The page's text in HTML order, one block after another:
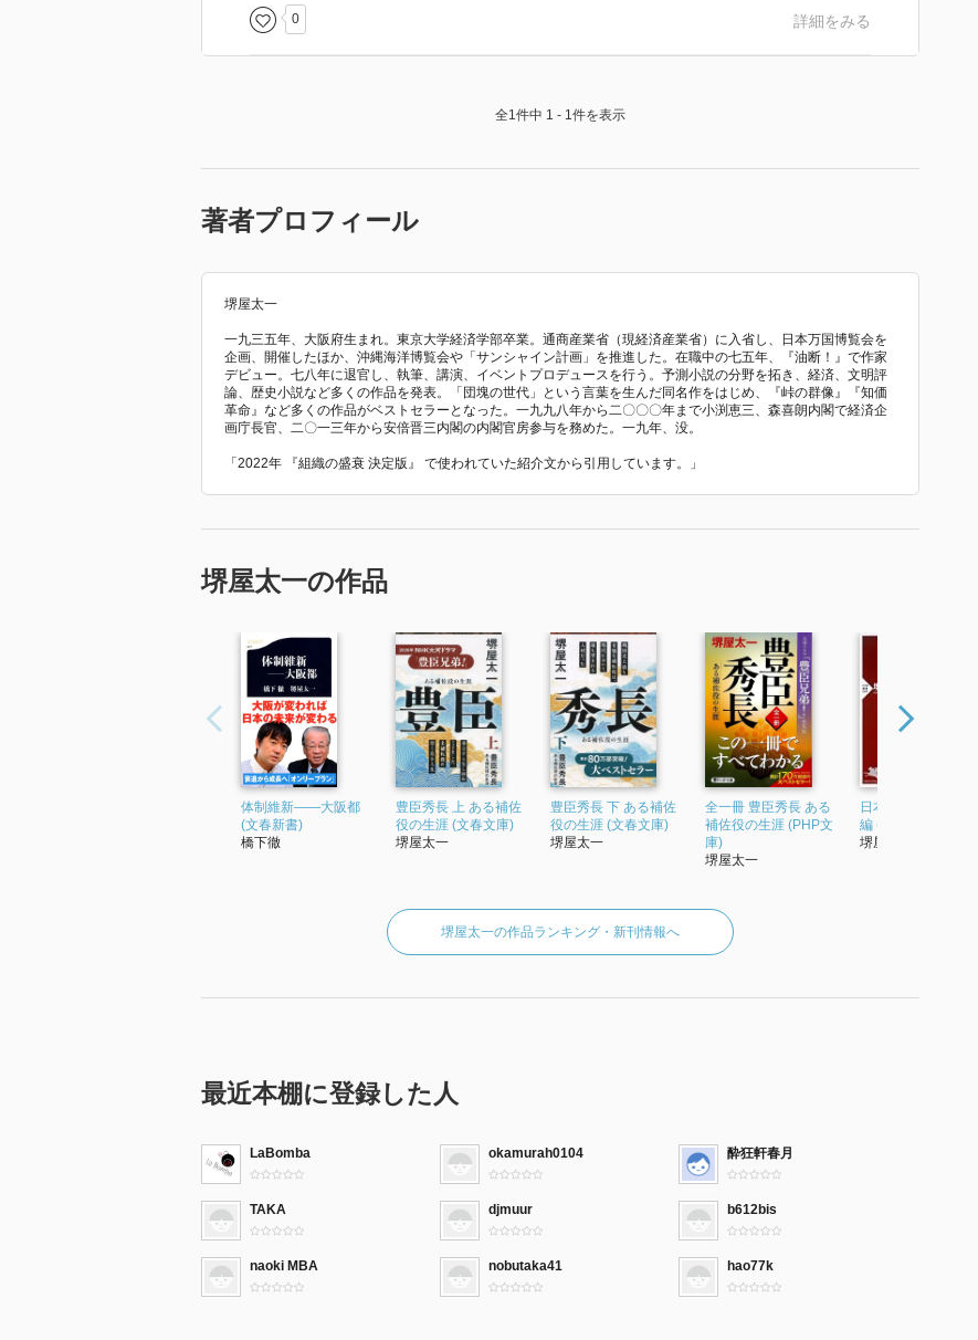
無理が
あると思われます。
・そもそも豊かさを感じられない社会といいながら、他国より豊かさに劣ることすら認識
そんな状況でいまさら政治や官僚主導で新都を作ることで、全てがリセットされるとい
0 詳細をみる
全1件中 1 - 1件を表示
著者プロフィール
堺屋太一
一九三五年、大阪府生まれ。東京大学経済学部卒業。通商産業省（現経済産業省）に入省し、日本万国博覧会を
企画、開催したほか、沖縄海洋博覧会や「サンシャイン計画」を推進した。在職中の七五年、『油断！』で作家
デビュー。七八年に退官し、執筆、講演、イベントプロデュースを行う。予測小説の分野を拓き、経済、文明評
論、歴史小説など多くの作品を発表。「団塊の世代」という言葉を生んだ同名作をはじめ、『峠の群像』『知価
革命』など多くの作品がベストセラーとなった。一九九八年から二〇〇〇年まで小渕恵三、森喜朗内閣で経済企
画庁長官、二〇一三年から安倍晋三内閣の内閣官房参与を務めた。一九年、没。
「2022年 『組織の盛衰 決定版』 で使われていた紹介文から引用しています。」
堺屋太一の作品
体制維新――大阪都
(文春新書)
橋下徹
豊臣秀長 上 ある補佐
役の生涯 (文春文庫)
堺屋太一
豊臣秀長 下 ある補佐
役の生涯 (文春文庫)
堺屋太一
全一冊 豊臣秀長 ある
補佐役の生涯 (PHP文
庫)
堺屋太一
日本を創った12人 前
編 (PHP新書 )
堺屋太一
堺屋太一の作品ランキング・新刊情報へ
最近本棚に登録した人
LaBomba okamurah0104 酔狂軒春月
TAKA djmuur b612bis
naoki MBA nobutaka41 hao77k